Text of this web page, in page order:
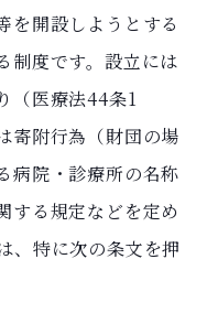
を開設しようとする
制度です。設立には
（医療法44条1
寄附行為（財団の場
病院・診療所の名称
する規定などを定め
、特に次の条文を押